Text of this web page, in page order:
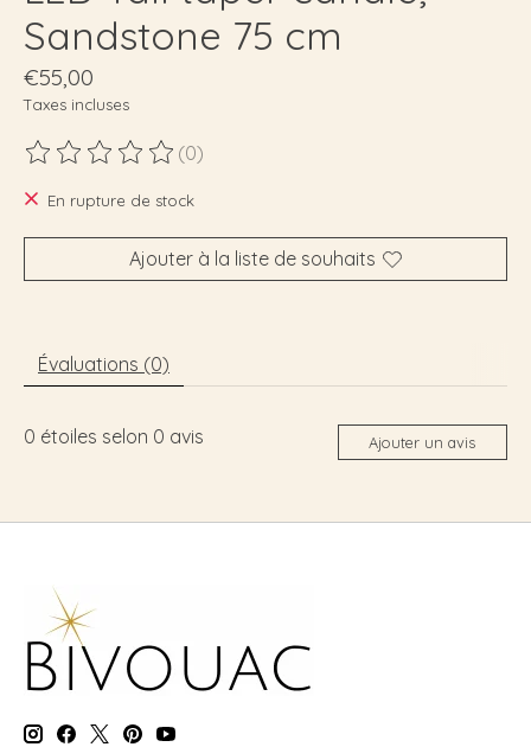
Sandstone 75 cm
€55,00
Taxes incluses
Ce produit est évalué à
(0)
En rupture de stock
Ajouter à la liste de souhaits
Évaluations (0)
0 étoiles selon 0 avis Ajouter un avis